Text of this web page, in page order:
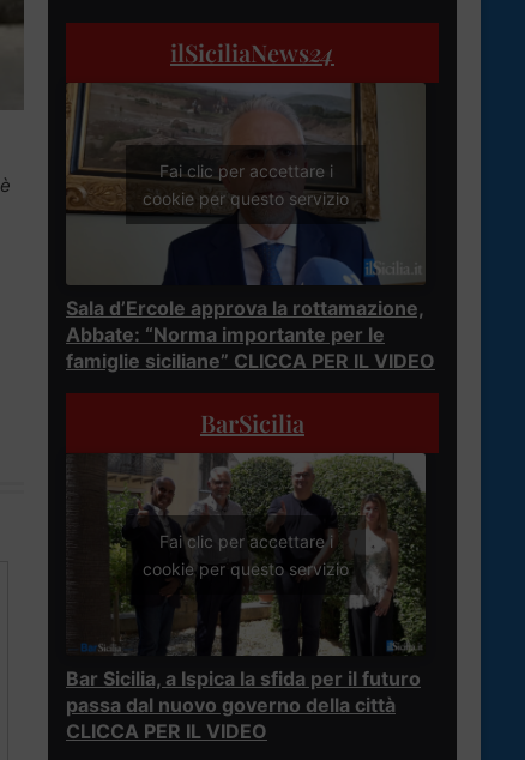
è
ilSiciliaNews24
Fai clic per accettare i
cookie per questo servizio
Sala d’Ercole approva la rottamazione,
Abbate: “Norma importante per le
famiglie siciliane” CLICCA PER IL VIDEO
BarSicilia
Fai clic per accettare i
cookie per questo servizio
Bar Sicilia, a Ispica la sfida per il futuro
passa dal nuovo governo della città
CLICCA PER IL VIDEO